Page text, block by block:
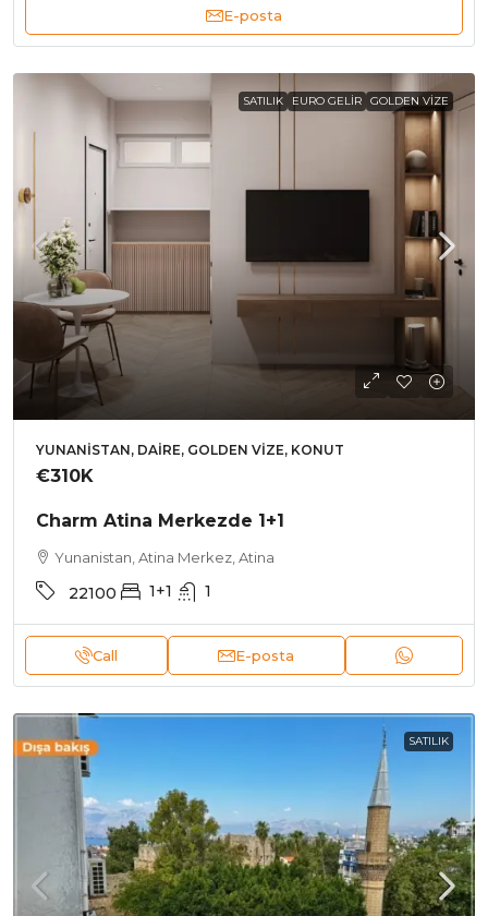
E-posta
SATILIK EURO GELIR GOLDEN VIZE
YUNANISTAN, DAIRE, GOLDEN VIZE, KONUT
€310K
Charm Atina Merkezde 1+1
Yunanistan, Atina Merkez, Atina
22100 1+1 1
Call E-posta
SATILIK